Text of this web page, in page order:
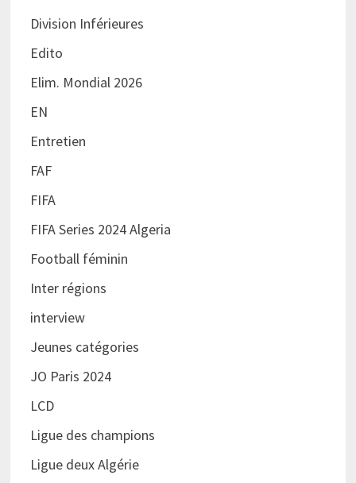
Division Inférieures
Edito
Elim. Mondial 2026
EN
Entretien
FAF
FIFA
FIFA Series 2024 Algeria
Football féminin
Inter régions
interview
Jeunes catégories
JO Paris 2024
LCD
Ligue des champions
Ligue deux Algérie